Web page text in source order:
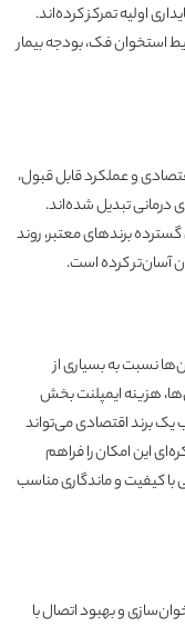
اولیه تمرکز کرده‌اند.
استخوان فک، بودجه بیمار
و عملکرد قابل قبول،
درمانی تبدیل شده‌اند.
برندهای معتبر، روند
آسان‌تر کرده است.
نسبت به بسیاری از
هزینه ایمپلنت بخش
یک برند اقتصادی می‌تواند
این امکان را فراهم
با کیفیت و ماندگاری مناسب
و بهبود اتصال با